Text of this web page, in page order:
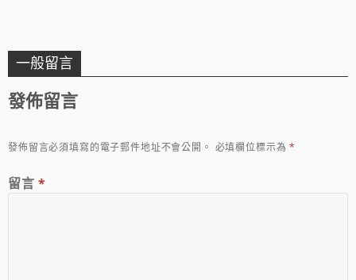
一般留言
發佈留言
發佈留言必須填寫的電子郵件地址不會公開。 必填欄位標示為*
留言 *